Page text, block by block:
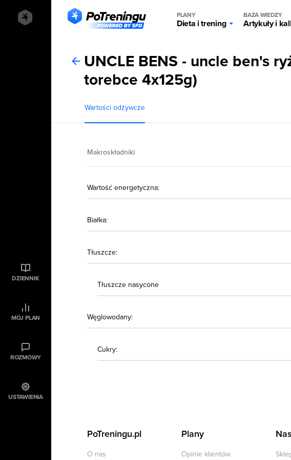
PLANY
Dieta i trening
BAZA WIEDZY
Artykuły i
DZIENNIK
MÓJ PLAN
ROZMOWY
USTAWIENIA
UNCLE BENS - uncle ben's
torebce 4x125g)
Wartości odżywcze
Makroskładniki
Wartość energetyczna:
Białka:
Tłuszcze:
Tłuszcze nasycone
Węglowodany:
Cukry:
PoTreningu.pl
O nas
Plany
Opinie klientów